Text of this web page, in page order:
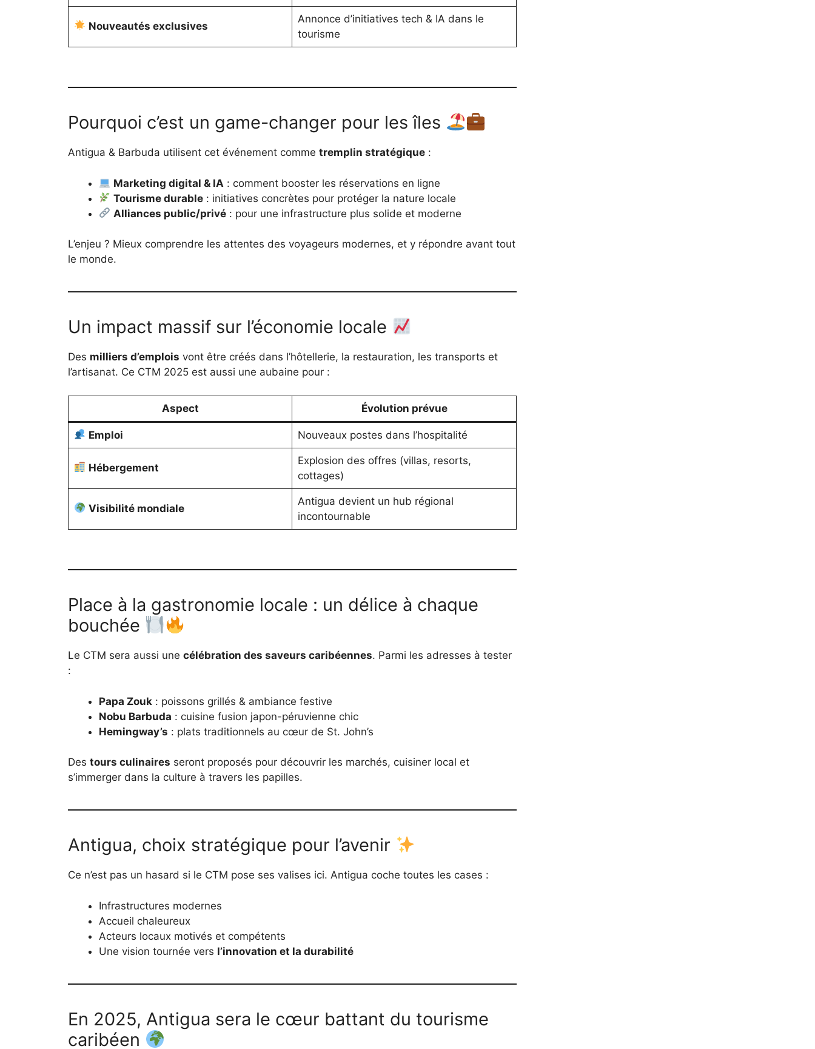
Nouveautés exclusives
Annonce d’initiatives tech & IA dans le
tourisme
Pourquoi c’est un game-changer pour les îles
Antigua & Barbuda utilisent cet événement comme tremplin stratégique :
Marketing digital & IA : comment booster les réservations en ligne
Tourisme durable : initiatives concrètes pour protéger la nature locale
Alliances public/privé : pour une infrastructure plus solide et moderne
L’enjeu ? Mieux comprendre les attentes des voyageurs modernes, et y répondre avant tout
le monde.
Un impact massif sur l’économie locale
Des milliers d’emplois vont être créés dans l’hôtellerie, la restauration, les transports et
l’artisanat. Ce CTM 2025 est aussi une aubaine pour :
Aspect Évolution prévue
Emploi Nouveaux postes dans l’hospitalité
Hébergement
Explosion des offres (villas, resorts,
cottages)
Visibilité mondiale
Antigua devient un hub régional
incontournable
Place à la gastronomie locale : un délice à chaque
bouchée
Le CTM sera aussi une célébration des saveurs caribéennes. Parmi les adresses à tester
:
Papa Zouk : poissons grillés & ambiance festive
Nobu Barbuda : cuisine fusion japon-péruvienne chic
Hemingway’s : plats traditionnels au cœur de St. John’s
Des tours culinaires seront proposés pour découvrir les marchés, cuisiner local et
s’immerger dans la culture à travers les papilles.
Antigua, choix stratégique pour l’avenir
Ce n’est pas un hasard si le CTM pose ses valises ici. Antigua coche toutes les cases :
Infrastructures modernes
Accueil chaleureux
Acteurs locaux motivés et compétents
Une vision tournée vers l’innovation et la durabilité
En 2025, Antigua sera le cœur battant du tourisme
caribéen